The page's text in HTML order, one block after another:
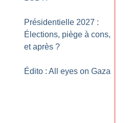
Présidentielle 2027 :
Élections, piège à cons,
et après ?
Édito : All eyes on Gaza